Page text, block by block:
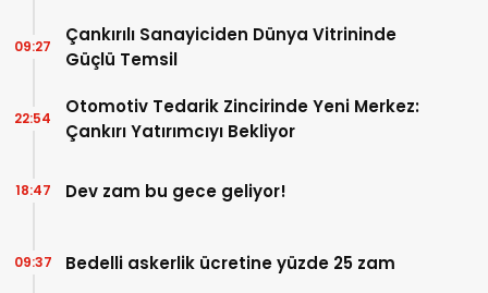
Çankırılı Sanayiciden Dünya Vitrininde
Güçlü Temsil
09:27
Otomotiv Tedarik Zincirinde Yeni Merkez:
Çankırı Yatırımcıyı Bekliyor
22:54
Dev zam bu gece geliyor!
18:47
Bedelli askerlik ücretine yüzde 25 zam
09:37